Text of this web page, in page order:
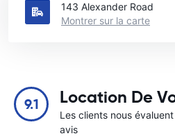
143 Alexander Road
Montrer sur la carte
9.1 Location De
Les clients nous
avis